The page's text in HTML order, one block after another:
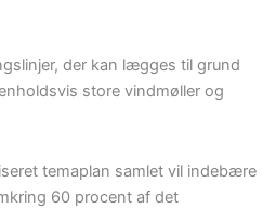
der kan lægges til grund
store vindmøller og
temaplan samlet vil indebære
60 procent af det